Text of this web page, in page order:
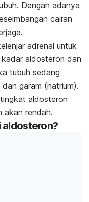
Dengan adanya
cairan
adrenal untuk
aldosteron dan
tubuh sedang
garam (natrium).
aldosteron
akan rendah.
aldosteron?